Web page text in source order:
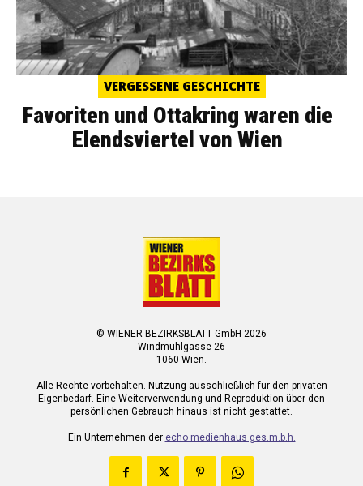
VERGESSENE GESCHICHTE
Favoriten und Ottakring waren die
Elendsviertel von Wien
© WIENER BEZIRKSBLATT GmbH 2026
Windmühlgasse 26
1060 Wien.
Alle Rechte vorbehalten. Nutzung ausschließlich für den privaten
Eigenbedarf. Eine Weiterverwendung und Reproduktion über den
persönlichen Gebrauch hinaus ist nicht gestattet.
Ein Unternehmen der echo medienhaus ges.m.b.h.